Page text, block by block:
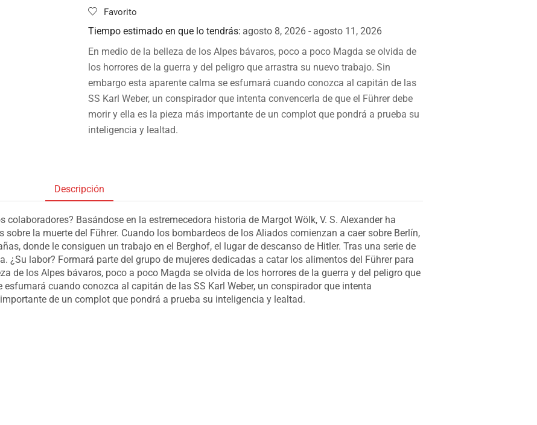
Favorito
Tiempo estimado en que lo tendrás: agosto 8, 2026 - agosto 11, 2026
En medio de la belleza de los Alpes bávaros, poco a poco Magda se olvida de
los horrores de la guerra y del peligro que arrastra su nuevo trabajo. Sin
embargo esta aparente calma se esfumará cuando conozca al capitán de las
SS Karl Weber, un conspirador que intenta convencerla de que el Führer debe
morir y ella es la pieza más importante de un complot que pondrá a prueba su
inteligencia y lealtad.
Descripción
Basándose en la estremecedora historia de Margot Wölk, V. S. Alexander ha
la muerte del Führer. Cuando los bombardeos de los Aliados comienzan a caer sobre Berlín,
donde le consiguen un trabajo en el Berghof, el lugar de descanso de Hitler. Tras una serie de
¿Su labor? Formará parte del grupo de mujeres dedicadas a catar los alimentos del Führer para
de los Alpes bávaros, poco a poco Magda se olvida de los horrores de la guerra y del peligro que
cuando conozca al capitán de las SS Karl Weber, un conspirador que intenta
de un complot que pondrá a prueba su inteligencia y lealtad.